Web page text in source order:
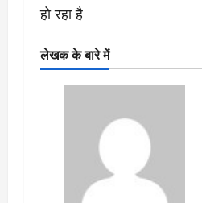
हो रहा है
लेखक के बारे में